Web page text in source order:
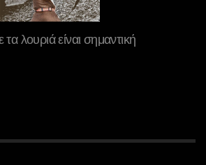
τα λουριά είναι σημαντική